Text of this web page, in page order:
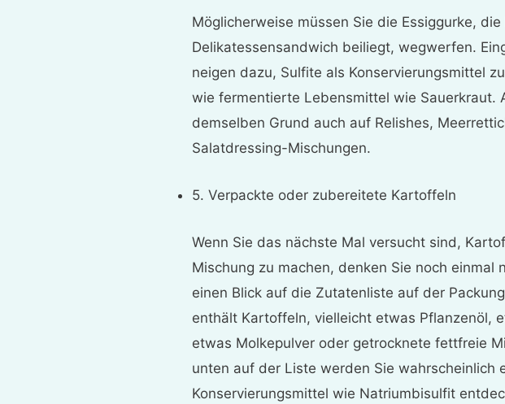
Möglicherweise müssen Sie die Essiggurke, die
Delikatessensandwich beiliegt, wegwerfen.
neigen dazu, Sulfite als Konservierungsmittel
wie fermentierte Lebensmittel wie Sauerkraut.
demselben Grund auch auf Relishes,
Salatdressing-Mischungen.
5. Verpackte oder zubereitete Kartoffeln
Wenn Sie das nächste Mal versucht sind,
Mischung zu machen, denken Sie noch einmal
einen Blick auf die Zutatenliste auf der
enthält Kartoffeln, vielleicht etwas Pflanzenöl,
etwas Molkepulver oder getrocknete fettfreie
unten auf der Liste werden Sie wahrscheinlich
Konservierungsmittel wie Natriumbisulfit